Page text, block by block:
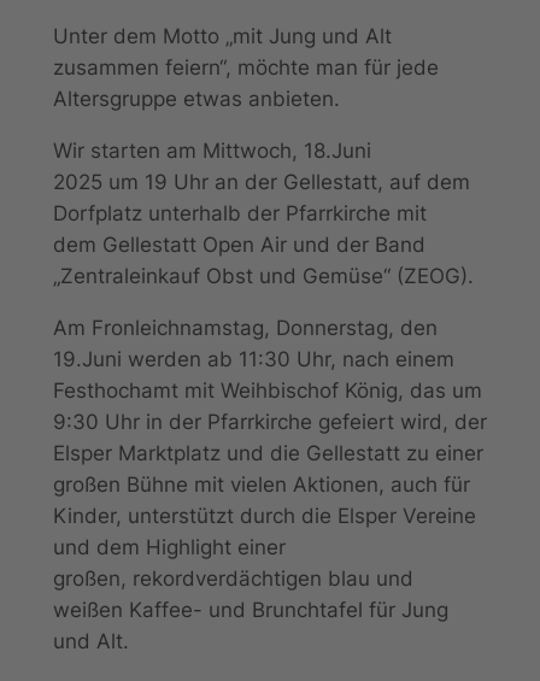
Unter dem Motto „mit Jung und Alt
zusammen feiern“, möchte man für jede
Altersgruppe etwas anbieten.
Wir starten am Mittwoch, 18.Juni
2025 um 19 Uhr an der Gellestatt, auf dem
Dorfplatz unterhalb der Pfarrkirche mit
dem Gellestatt Open Air und der Band
„Zentraleinkauf Obst und Gemüse“ (ZEOG).
Am Fronleichnamstag, Donnerstag, den
19.Juni werden ab 11:30 Uhr, nach einem
Festhochamt mit Weihbischof König, das um
9:30 Uhr in der Pfarrkirche gefeiert wird, der
Elsper Marktplatz und die Gellestatt zu einer
großen Bühne mit vielen Aktionen, auch für
Kinder, unterstützt durch die Elsper Vereine
und dem Highlight einer
großen, rekordverdächtigen blau und
weißen Kaffee- und Brunchtafel für Jung
und Alt.